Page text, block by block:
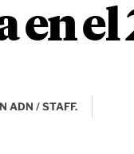
en el
ADN / STAFF.